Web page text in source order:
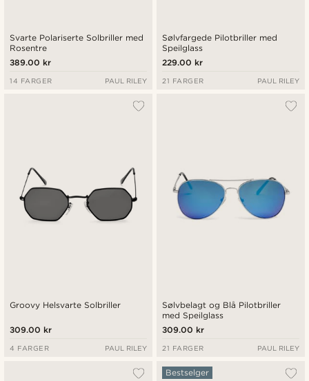
Svarte Polariserte Solbriller med
Rosentre
389.00 kr
14 FARGER PAUL RILEY
Sølvfargede Pilotbriller med
Speilglass
229.00 kr
21 FARGER PAUL RILEY
Groovy Helsvarte Solbriller
309.00 kr
4 FARGER PAUL RILEY
Sølvbelagt og Blå Pilotbriller
med Speilglass
309.00 kr
21 FARGER PAUL RILEY
Bestselger